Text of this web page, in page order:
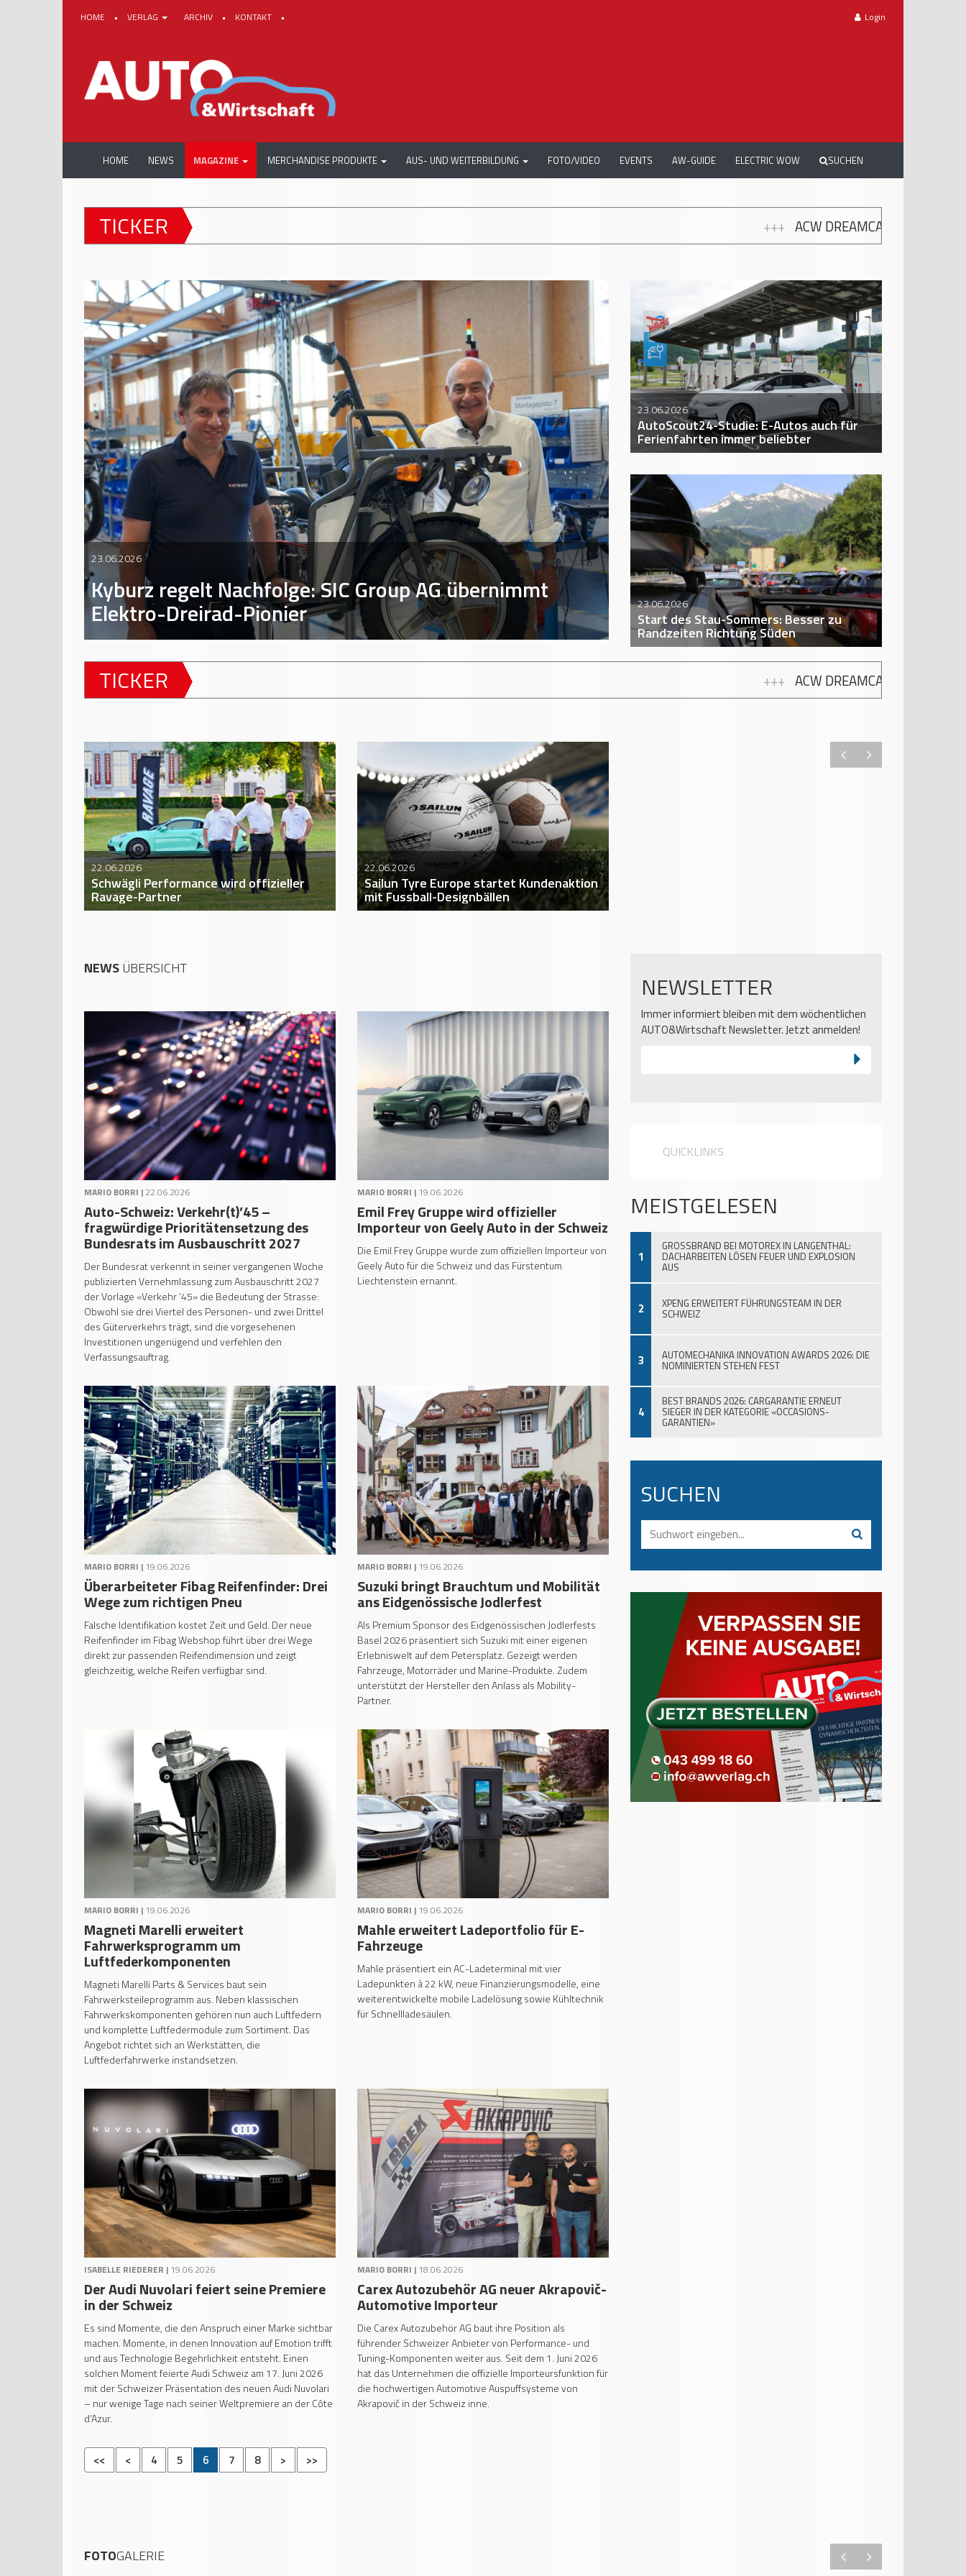
HOME • VERLAG ARCHIV • KONTAKT • Login
HOME NEWS MAGAZINE MERCHANDISE PRODUKTE AUS- UND WEITERBILDUNG FOTO/VIDEO EVENTS AW-GUIDE ELECTRIC WOW SUCHEN
TICKER ACW DREAMCARS 2026: TRAUMAUTOS, EMOTIONEN UND 10 JAHRE
23.06.2026
Kyburz regelt Nachfolge: SIC Group AG übernimmt
Elektro-Dreirad-Pionier
23.06.2026
AutoScout24-Studie: E-Autos auch für
Ferienfahrten immer beliebter
23.06.2026
Start des Stau-Sommers: Besser zu
Randzeiten Richtung Süden
TICKER ACW DREAMCARS 2026: TRAUMAUTOS, EMOTIONEN UND 10 JAHRE
22.06.2026
Schwägli Performance wird offizieller
Ravage-Partner
22.06.2026
Sailun Tyre Europe startet Kundenaktion
mit Fussball-Designbällen
NEWSÜBERSICHT
MARIO BORRI | 22.06.2026
Auto-Schweiz: Verkehr(t)’45 –
fragwürdige Prioritätensetzung des
Bundesrats im Ausbauschritt 2027
Der Bundesrat verkennt in seiner vergangenen Woche
publizierten Vernehmlassung zum Ausbauschritt 2027
der Vorlage «Verkehr ’45» die Bedeutung der Strasse:
Obwohl sie drei Viertel des Personen- und zwei Drittel
des Güterverkehrs trägt, sind die vorgesehenen
Investitionen ungenügend und verfehlen den
Verfassungsauftrag.
MARIO BORRI | 19.06.2026
Emil Frey Gruppe wird offizieller
Importeur von Geely Auto in der Schweiz
Die Emil Frey Gruppe wurde zum offiziellen Importeur von
Geely Auto für die Schweiz und das Fürstentum
Liechtenstein ernannt.
MARIO BORRI | 19.06.2026
Überarbeiteter Fibag Reifenfinder: Drei
Wege zum richtigen Pneu
Falsche Identifikation kostet Zeit und Geld. Der neue
Reifenfinder im Fibag Webshop führt über drei Wege
direkt zur passenden Reifendimension und zeigt
gleichzeitig, welche Reifen verfügbar sind.
MARIO BORRI | 19.06.2026
Suzuki bringt Brauchtum und Mobilität
ans Eidgenössische Jodlerfest
Als Premium Sponsor des Eidgenössischen Jodlerfests
Basel 2026 präsentiert sich Suzuki mit einer eigenen
Erlebniswelt auf dem Petersplatz. Gezeigt werden
Fahrzeuge, Motorräder und Marine-Produkte. Zudem
unterstützt der Hersteller den Anlass als Mobility-
Partner.
MARIO BORRI | 19.06.2026
Magneti Marelli erweitert
Fahrwerksprogramm um
Luftfederkomponenten
Magneti Marelli Parts & Services baut sein
Fahrwerksteileprogramm aus. Neben klassischen
Fahrwerkskomponenten gehören nun auch Luftfedern
und komplette Luftfedermodule zum Sortiment. Das
Angebot richtet sich an Werkstätten, die
Luftfederfahrwerke instandsetzen.
MARIO BORRI | 19.06.2026
Mahle erweitert Ladeportfolio für E-
Fahrzeuge
Mahle präsentiert ein AC-Ladeterminal mit vier
Ladepunkten à 22 kW, neue Finanzierungsmodelle, eine
weiterentwickelte mobile Ladelösung sowie Kühltechnik
für Schnellladesäulen.
ISABELLE RIEDERER | 19.06.2026
Der Audi Nuvolari feiert seine Premiere
in der Schweiz
Es sind Momente, die den Anspruch einer Marke sichtbar
machen. Momente, in denen Innovation auf Emotion trifft
und aus Technologie Begehrlichkeit entsteht. Einen
solchen Moment feierte Audi Schweiz am 17. Juni 2026
mit der Schweizer Präsentation des neuen Audi Nuvolari
– nur wenige Tage nach seiner Weltpremiere an der Côte
d’Azur.
MARIO BORRI | 18.06.2026
Carex Autozubehör AG neuer Akrapovič-
Automotive Importeur
Die Carex Autozubehör AG baut ihre Position als
führender Schweizer Anbieter von Performance- und
Tuning-Komponenten weiter aus. Seit dem 1. Juni 2026
hat das Unternehmen die offizielle Importeursfunktion für
die hochwertigen Automotive Auspuffsysteme von
Akrapovič in der Schweiz inne.
<< < 4 5 6 7 8 > >>
NEWSLETTER
Immer informiert bleiben mit dem wöchentlichen
AUTO&Wirtschaft Newsletter. Jetzt anmelden!
QUICKLINKS
MEISTGELESEN
1
GROSSBRAND BEI MOTOREX IN LANGENTHAL:
DACHARBEITEN LÖSEN FEUER UND EXPLOSION
AUS
2 XPENG ERWEITERT FÜHRUNGSTEAM IN DER
SCHWEIZ
3 AUTOMECHANIKA INNOVATION AWARDS 2026: DIE
NOMINIERTEN STEHEN FEST
4
BEST BRANDS 2026: CARGARANTIE ERNEUT
SIEGER IN DER KATEGORIE «OCCASIONS-
GARANTIEN»
SUCHEN
FOTOGALERIE